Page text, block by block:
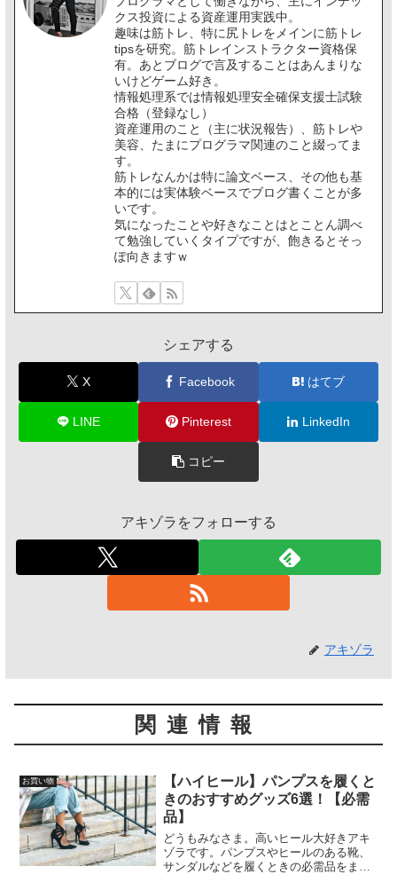
クス投資による資産運用実践中。
趣味は筋トレ、特に尻トレをメインに筋トレ
tipsを研究。筋トレインストラクター資格保
有。あとブログで言及することはあんまりな
いけどゲーム好き。
情報処理系では情報処理安全確保支援士試験
合格（登録なし）
資産運用のこと（主に状況報告）、筋トレや
美容、たまにプログラマ関連のこと綴ってま
す。
筋トレなんかは特に論文ベース、その他も基
本的には実体験ベースでブログ書くことが多
いです。
気になったことや好きなことはとことん調べ
て勉強していくタイプですが、飽きるとそっ
ぽ向きますｗ
シェアする
X Facebook はてブ
LINE Pinterest LinkedIn
コピー
アキゾラをフォローする
アキゾラ
関連情報
お買い物
【ハイヒール】パンプスを履くと
きのおすすめグッズ6選！【必需
品】
どうもみなさま。高いヒール大好きアキ
ゾラです。パンプスやヒールのある靴、
サンダルなどを履くときの必需品をまと